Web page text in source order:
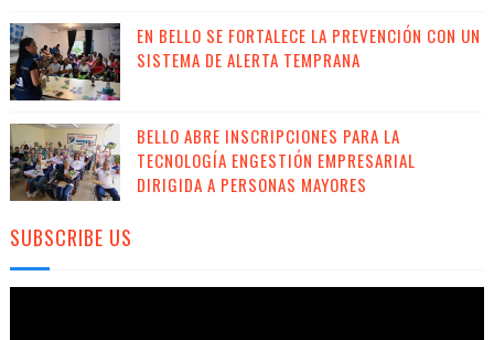
EN BELLO SE FORTALECE LA PREVENCIÓN CON UN
SISTEMA DE ALERTA TEMPRANA
BELLO ABRE INSCRIPCIONES PARA LA
TECNOLOGÍA ENGESTIÓN EMPRESARIAL
DIRIGIDA A PERSONAS MAYORES
SUBSCRIBE US